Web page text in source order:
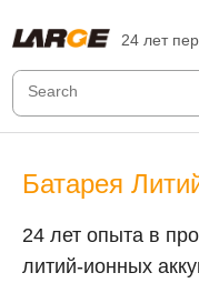
24 лет
Батарея
24 лет опыта в
литий-ионных